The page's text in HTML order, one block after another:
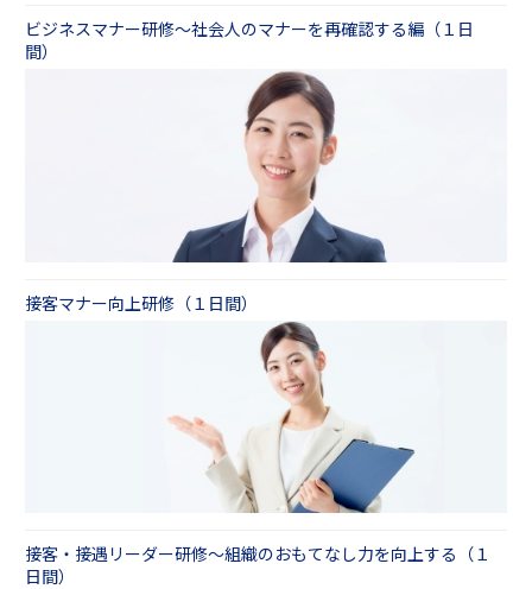
さらに、研修と連動した「CS調査サービス」も
修（人材育成）、２回目調査（効果測定）まで
をワンストップでご提供し、現場に即した最適
な教育支援を実現します。
ＣＳ・窓口接客応対調査サービス
店舗スタッフ向け ニーズを引き出すヒアリン
カリキュラム例④：配慮が必要な方への接遇を
接遇研修 「障害者差別解消法」について考え
て「応対において困るケース」を伺わせていた
いただくことも可能です。
ビジネスマナー研修～社会人のマナーを再確認する編（１日
間）
接客マナー向上研修（１日間）
接客・接遇リーダー研修～組織のおもてなし力を向上する（１
日間）